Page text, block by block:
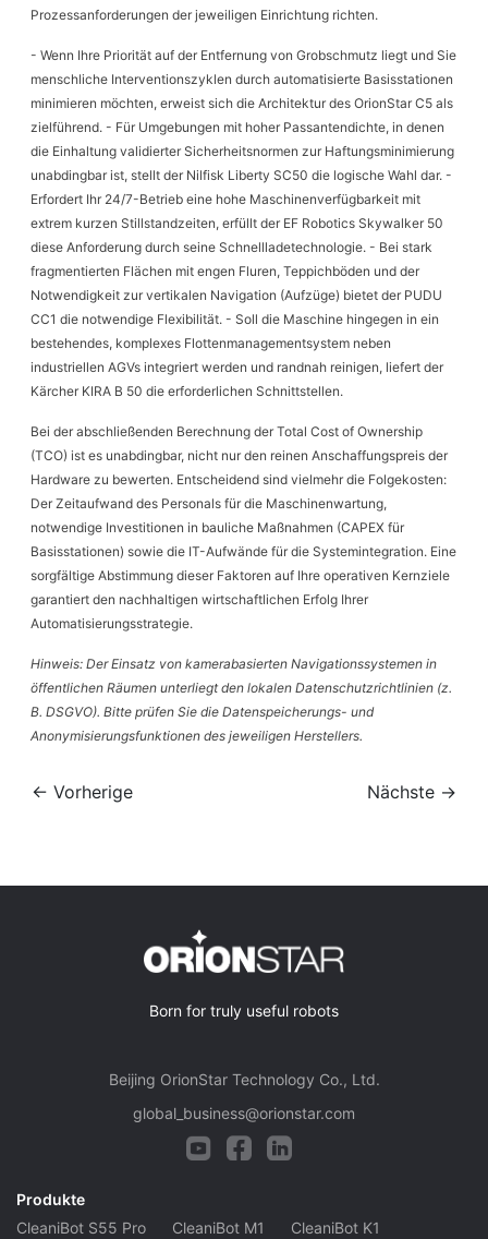
Prozessanforderungen der jeweiligen Einrichtung richten.
- Wenn Ihre Priorität auf der Entfernung von Grobschmutz liegt und Sie
menschliche Interventionszyklen durch automatisierte Basisstationen
minimieren möchten, erweist sich die Architektur des OrionStar C5 als
zielführend. - Für Umgebungen mit hoher Passantendichte, in denen
die Einhaltung validierter Sicherheitsnormen zur Haftungsminimierung
unabdingbar ist, stellt der Nilfisk Liberty SC50 die logische Wahl dar. -
Erfordert Ihr 24/7-Betrieb eine hohe Maschinenverfügbarkeit mit
extrem kurzen Stillstandzeiten, erfüllt der EF Robotics Skywalker 50
diese Anforderung durch seine Schnellladetechnologie. - Bei stark
fragmentierten Flächen mit engen Fluren, Teppichböden und der
Notwendigkeit zur vertikalen Navigation (Aufzüge) bietet der PUDU
CC1 die notwendige Flexibilität. - Soll die Maschine hingegen in ein
bestehendes, komplexes Flottenmanagementsystem neben
industriellen AGVs integriert werden und randnah reinigen, liefert der
Kärcher KIRA B 50 die erforderlichen Schnittstellen.
Bei der abschließenden Berechnung der Total Cost of Ownership
(TCO) ist es unabdingbar, nicht nur den reinen Anschaffungspreis der
Hardware zu bewerten. Entscheidend sind vielmehr die Folgekosten:
Der Zeitaufwand des Personals für die Maschinenwartung,
notwendige Investitionen in bauliche Maßnahmen (CAPEX für
Basisstationen) sowie die IT-Aufwände für die Systemintegration. Eine
sorgfältige Abstimmung dieser Faktoren auf Ihre operativen Kernziele
garantiert den nachhaltigen wirtschaftlichen Erfolg Ihrer
Automatisierungsstrategie.
Hinweis: Der Einsatz von kamerabasierten Navigationssystemen in
öffentlichen Räumen unterliegt den lokalen Datenschutzrichtlinien (z.
B. DSGVO). Bitte prüfen Sie die Datenspeicherungs- und
Anonymisierungsfunktionen des jeweiligen Herstellers.
← Vorherige Nächste →
Born for truly useful robots
Beijing OrionStar Technology Co., Ltd.
global_business@orionstar.com
Produkte
CleaniBot S55 Pro
CleaniBot M1
CleaniBot K1